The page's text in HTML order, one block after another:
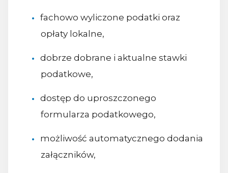
fachowo wyliczone podatki oraz
opłaty lokalne,
dobrze dobrane i aktualne stawki
podatkowe,
dostęp do uproszczonego
formularza podatkowego,
możliwość automatycznego dodania
załączników,